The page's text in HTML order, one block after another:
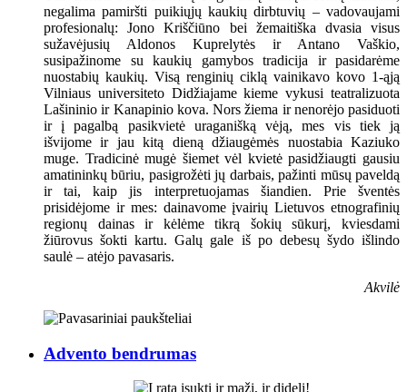
negalima pamiršti puikiųjų kaukių dirbtuvių – vadovaujami
profesionalų: Jono Kriščiūno bei žemaitiška dvasia visus
sužavėjusių Aldonos Kuprelytės ir Antano Vaškio,
susipažinome su kaukių gamybos tradicija ir pasidarėme
nuostabių kaukių. Visą renginių ciklą vainikavo kovo 1-ąją
Vilniaus universiteto Didžiajame kieme vykusi teatralizuota
Lašininio ir Kanapinio kova. Nors žiema ir nenorėjo pasiduoti
ir į pagalbą pasikvietė uraganišką vėją, mes vis tiek ją
išvijome ir jau kitą dieną džiaugėmės nuostabia Kaziuko
muge. Tradicinė mugė šiemet vėl kvietė pasidžiaugti gausiu
amatininkų būriu, pasigrožėti jų darbais, pažinti mūsų paveldą
ir tai, kaip jis interpretuojamas šiandien. Prie šventės
prisidėjome ir mes: dainavome įvairių Lietuvos etnografinių
regionų dainas ir kėlėme tikrą šokių sūkurį, kviesdami
žiūrovus šokti kartu. Galų gale iš po debesų šydo išlindo
saulė – atėjo pavasaris.
Akvilė
Advento bendrumas